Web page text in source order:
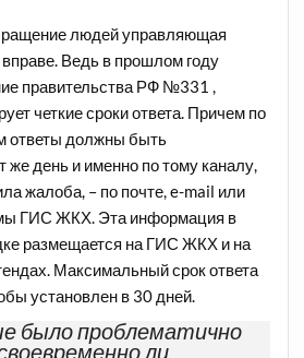
людей управляющая
Ведь в прошлом году
правительства РФ №331 ,
четкие сроки ответа. Причем по
ответы должны быть
же день и именно по тому каналу,
жалоба, – по почте, e-mail или
ГИС ЖКХ. Эта информация в
размещается на ГИС ЖКХ и на
Максимальный срок ответа
установлен в 30 дней.
было проблематично
ли